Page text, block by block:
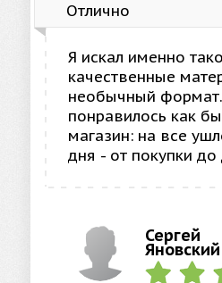
Отлично
Я искал именно
качественные
необычный
понравилось как
магазин: на все
дня - от покупки до
Сергей
Яновский